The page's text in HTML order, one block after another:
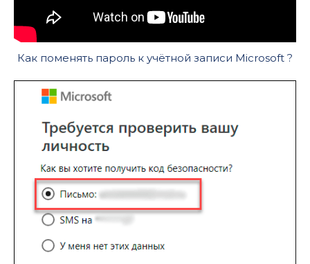
Как поменять пароль к учётной записи Microsoft ?